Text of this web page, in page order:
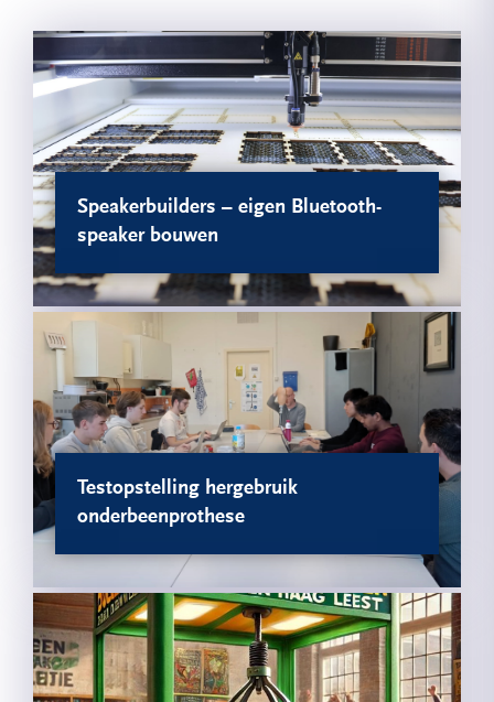
Speakerbuilders – eigen Bluetooth-
speaker bouwen
Testopstelling hergebruik
onderbeenprothese